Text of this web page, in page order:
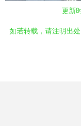
更新
如若转载，请注明出